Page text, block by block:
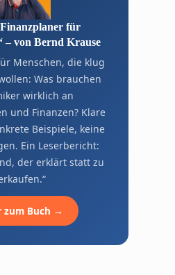
für
– von Bernd Krause
Menschen, die klug
Was brauchen
wirklich an
und Finanzen? Klare
Beispiele, keine
Ein Leserbericht:
der erklärt statt zu
zum Buch →